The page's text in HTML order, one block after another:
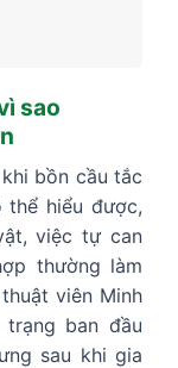
sao
bồn cầu tắc
hiểu được,
việc tự can
thường làm
viên Minh
ban đầu
sau khi gia